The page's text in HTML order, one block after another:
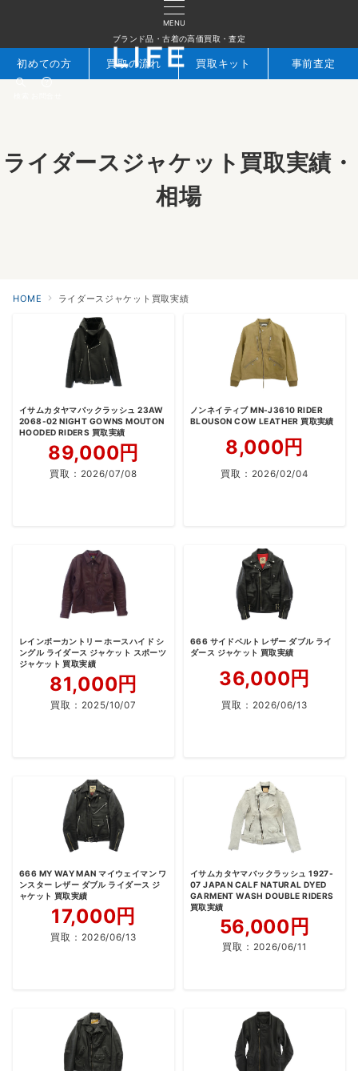
MENU
ブランド品・古着の高価買取・査定
初めての方 買取の流れ 買取キット 事前査定
ライダースジャケット買取実績・
相場
HOME ライダースジャケット買取実績
イサムカタヤマバックラッシュ 23AW
2068-02 NIGHT GOWNS MOUTON
HOODED RIDERS 買取実績
89,000円
買取： 2026/07/08
ノンネイティブ MN-J3610 RIDER
BLOUSON COW LEATHER 買取実績
8,000円
買取： 2026/02/04
レインボーカントリー ホースハイド シ
ングル ライダース ジャケット スポーツ
ジャケット 買取実績
81,000円
買取： 2025/10/07
666 サイドベルト レザー ダブル ライ
ダース ジャケット 買取実績
36,000円
買取： 2026/06/13
666 MY WAY MAN マイウェイマン ワ
ンスター レザー ダブル ライダース ジ
ャケット 買取実績
17,000円
買取： 2026/06/13
イサムカタヤマバックラッシュ 1927-
07 JAPAN CALF NATURAL DYED
GARMENT WASH DOUBLE RIDERS
買取実績
56,000円
買取： 2026/06/11